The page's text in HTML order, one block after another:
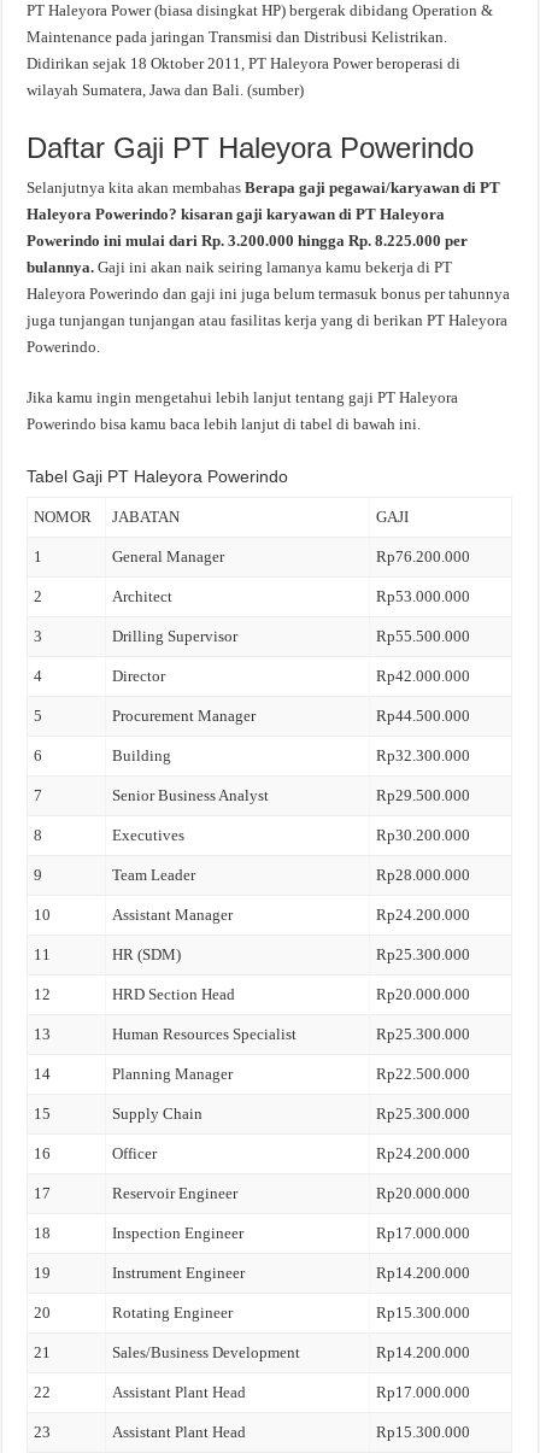
PT Haleyora Power (biasa disingkat HP) bergerak dibidang Operation &
Maintenance pada jaringan Transmisi dan Distribusi Kelistrikan.
Didirikan sejak 18 Oktober 2011, PT Haleyora Power beroperasi di
wilayah Sumatera, Jawa dan Bali. (sumber)
Daftar Gaji PT Haleyora Powerindo
Selanjutnya kita akan membahasBerapa gaji pegawai/karyawan di PT
Haleyora Powerindo? kisaran gaji karyawan di PT Haleyora
Powerindo ini mulai dari Rp. 3.200.000 hingga Rp. 8.225.000 per
bulannya.Gaji ini akan naik seiring lamanya kamu bekerja di PT
Haleyora Powerindo dan gaji ini juga belum termasuk bonus per tahunnya
juga tunjangan tunjangan atau fasilitas kerja yang di berikan PT Haleyora
Powerindo.
Jika kamu ingin mengetahui lebih lanjut tentang gaji PT Haleyora
Powerindo bisa kamu baca lebih lanjut di tabel di bawah ini.
Tabel Gaji PT Haleyora Powerindo
NOMOR JABATAN GAJI
1 General Manager Rp76.200.000
2 Architect Rp53.000.000
3 Drilling Supervisor Rp55.500.000
4 Director Rp42.000.000
5 Procurement Manager Rp44.500.000
6 Building Rp32.300.000
7 Senior Business Analyst Rp29.500.000
8 Executives Rp30.200.000
9 Team Leader Rp28.000.000
10 Assistant Manager Rp24.200.000
11 HR (SDM) Rp25.300.000
12 HRD Section Head Rp20.000.000
13 Human Resources Specialist Rp25.300.000
14 Planning Manager Rp22.500.000
15 Supply Chain Rp25.300.000
16 Officer Rp24.200.000
17 Reservoir Engineer Rp20.000.000
18 Inspection Engineer Rp17.000.000
19 Instrument Engineer Rp14.200.000
20 Rotating Engineer Rp15.300.000
21 Sales/Business Development Rp14.200.000
22 Assistant Plant Head Rp17.000.000
23 Assistant Plant Head Rp15.300.000